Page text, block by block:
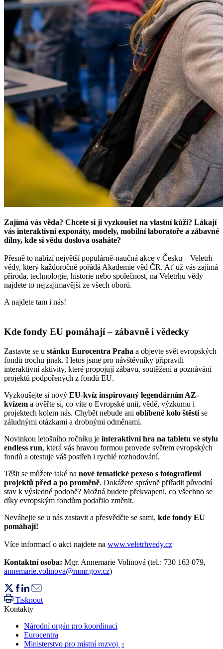
Zajímá vás věda? Chcete si ji vyzkoušet na vlastní kůži? Lákají
vás interaktivní exponáty, modely, mobilní laboratoře a zábavné
dílny, kde si vědu doslova osaháte?
Přesně to nabízí největší populárně-naučná akce v Česku – Veletrh
vědy, který každoročně pořádá Akademie věd ČR. Ať už vás zajímá
příroda, technologie, historie nebo společnost, na Veletrhu vědy
najdete to nejzajímavější ze všech oborů.
A najdete tam i nás!
Kde fondy EU pomáhají – zábavně i vědecky
Zastavte se u stánku Eurocentra Praha a objevte svět evropských
fondů trochu jinak. I letos jsme pro návštěvníky připravili
interaktivní aktivity, které propojují zábavu, soutěžení a poznávání
projektů podpořených z fondů EU.
Vyzkoušejte si nový EU-kvíz inspirovaný legendárním AZ-
kvízem a ověřte si, co víte o Evropské unii, vědě, výzkumu i
projektech kolem nás. Chybět nebude ani oblíbené kolo štěstíse
záludnými otázkami a drobnými odměnami.
Novinkou letošního ročníku je interaktivní hra na tabletu ve stylu
endless run, která vás hravou formou provede světem evropských
fondů a otestuje váš postřeh i rychlé rozhodování.
Těšit se můžete také na nové tematické pexeso s fotografiemi
projektů před a po proměně. Dokážete správně přiřadit původní
stav k výsledné podobě? Možná budete překvapeni, co všechno se
díky evropským fondům podařilo změnit.
Neváhejte se u nás zastavit a přesvědčte se sami, kde fondy EU
pomáhají!
Více informací o akci najdete na www.veletrhvedy.cz
Kontaktní osoba: Mgr. Annemarie Volinová (tel.: 730 163 079,
annemarie.volinova@mmr.gov.cz)
Tisknout
Kontakty
Národní orgán pro koordinaci
Eurocentra
Ministerstvo pro místní rozvoj
